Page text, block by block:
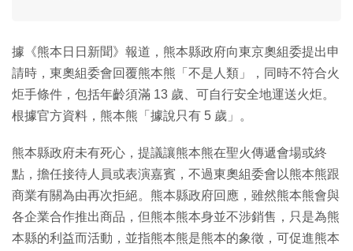
據《熊本日日新聞》報道，熊本縣政府向東京奧組委提出申
請時，東奧組委會回覆熊本熊「不是人類」，同時不符合火
炬手條件，包括年齡須滿 13 歲、可自行安全地運送火炬。
根據官方資料，熊本熊「據說只有 5 歲」。
熊本縣政府未有死心，提議讓熊本熊在聖火傳遞會場或終
點，擔任接待人員或表演嘉賓，不過東奧組委會以熊本熊跟
商業有關為由再次拒絕。熊本縣政府回應，雖然熊本熊會與
各企業合作推出商品，但熊本熊本身並不涉銷售，只是為熊
本縣的利益而活動，並指熊本熊是熊本的象徵，可促進熊本